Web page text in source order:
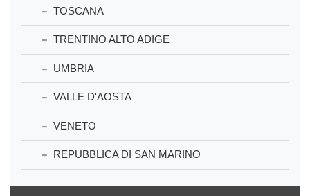
TOSCANA
TRENTINO ALTO ADIGE
UMBRIA
VALLE D'AOSTA
VENETO
REPUBBLICA DI SAN MARINO